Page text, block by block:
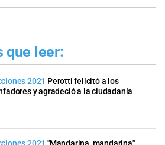
que leer:
2021 Perotti felicitó a los
y agradeció a la ciudadanía